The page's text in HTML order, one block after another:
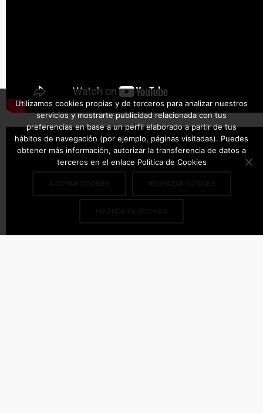
Utilizamos cookies propias y de terceros para analizar nuestros
servicios y mostrarte publicidad relacionada con tus
preferencias en base a un perfil elaborado a partir de tus
hábitos de navegación (por ejemplo, páginas visitadas). Puedes
obtener más información, autorizar la transferencia de datos a
terceros en el enlace Política de Cookies